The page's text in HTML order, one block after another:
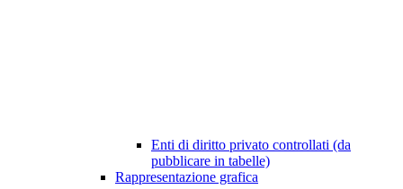
Enti di diritto privato controllati (da
pubblicare in tabelle)
Rappresentazione grafica